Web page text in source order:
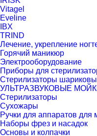
Vitagel
Eveline
IBX
TRIND
Лечение, укрепление
Горячий маникюр
Электрооборудование
Приборы для
Стерилизаторы
УЛЬТРАЗВУКОВЫЕ
Стерилизаторы
Сухожары
Ручки для аппаратов для
Наборы фрез и насадок
Основы и колпачки